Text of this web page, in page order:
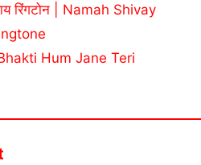
रिंगटोन | Namah Shivay
Hum Jane Teri